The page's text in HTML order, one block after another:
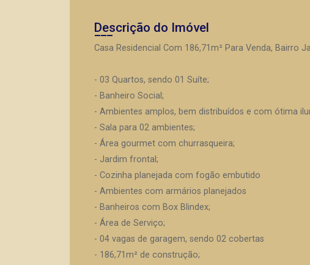
Descrição do Imóvel
Casa Residencial Com 186,71m² Para Venda, Bairro
- 03 Quartos, sendo 01 Suíte;
- Banheiro Social;
- Ambientes amplos, bem distribuídos e com ótima
- Sala para 02 ambientes;
- Área gourmet com churrasqueira;
- Jardim frontal;
- Cozinha planejada com fogão embutido
- Ambientes com armários planejados
- Banheiros com Box Blindex;
- Área de Serviço;
- 04 vagas de garagem, sendo 02 cobertas
- 186,71m² de construção;